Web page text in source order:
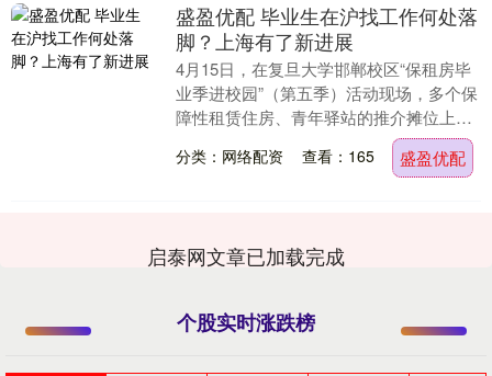
盛盈优配 毕业生在沪找工作何处落
脚？上海有了新进展
4月15日，在复旦大学邯郸校区“保租房毕
业季进校园”（第五季）活动现场，多个保
障性租赁住房、青年驿站的推介摊位上人
头攒动。活动现场传出消息：青年驿站将
在供给数量....
分类：网络配资 查看：165 盛盈优配
启泰网文章已加载完成
个股实时涨跌榜